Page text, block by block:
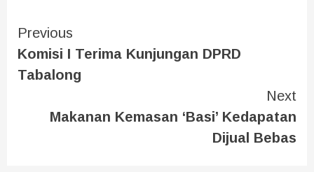
Previous
Komisi I Terima Kunjungan DPRD
Tabalong
Next
Makanan Kemasan ‘Basi’ Kedapatan
Dijual Bebas